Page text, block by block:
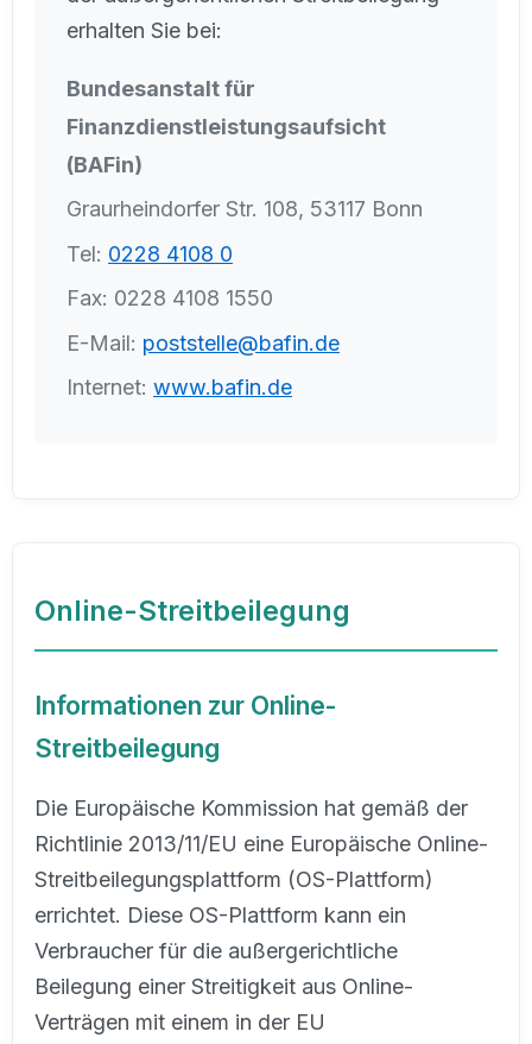
erhalten Sie bei:
Bundesanstalt für
Finanzdienstleistungsaufsicht
(BAFin)
Graurheindorfer Str. 108, 53117 Bonn
Tel: 0228 4108 0
Fax: 0228 4108 1550
E-Mail: poststelle@bafin.de
Internet: www.bafin.de
Online-Streitbeilegung
Informationen zur Online-
Streitbeilegung
Die Europäische Kommission hat gemäß der
Richtlinie 2013/11/EU eine Europäische Online-
Streitbeilegungsplattform (OS-Plattform)
errichtet. Diese OS-Plattform kann ein
Verbraucher für die außergerichtliche
Beilegung einer Streitigkeit aus Online-
Verträgen mit einem in der EU